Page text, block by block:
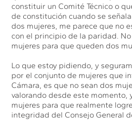
constituir un Comité Técnico o
de constitución cuando se
dos mujeres, me parece que no
con el principio de la paridad.
mujeres para que queden dos
Lo que estoy pidiendo, y
por el conjunto de mujeres que
Cámara, es que no sean dos
valorando desde este momento,
mujeres para que realmente
integridad del Consejo General